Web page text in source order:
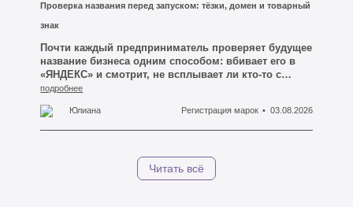
Проверка названия перед запуском: тёзки, домен и товарный
знак
Почти каждый предприниматель проверяет будущее
название бизнеса одним способом: вбивает его в
«ЯНДЕКС» и смотрит, не всплывает ли кто-то с
таким же именем на первой странице. Если чужих
человек идёт заказывать логотип, вывеску и сайт.
Это и есть первая ошибка, из-за которой потом
подробнее
Юлиана Регистрация марок 03.08.2026
Читать всё